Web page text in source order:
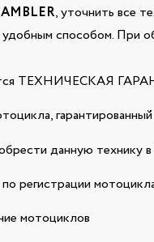
, уточнить все
способом. При
ТЕХНИЧЕСКАЯ
данную технику
по регистрации
мотоциклов